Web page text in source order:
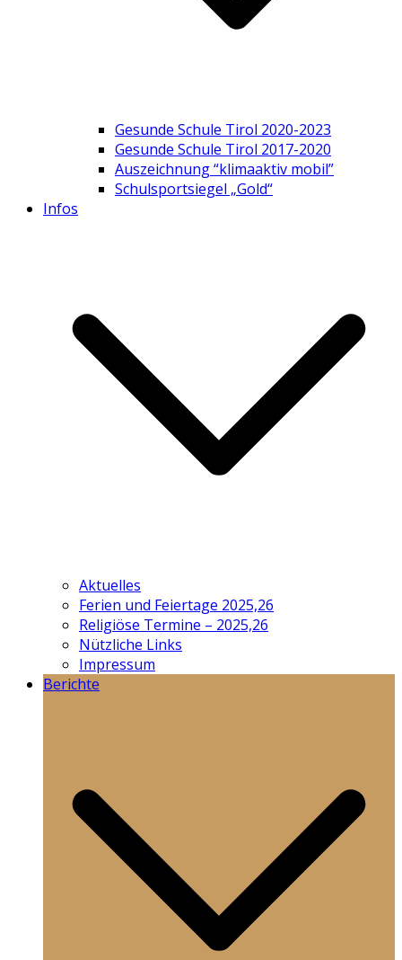
Gesunde Schule Tirol 2020-2023
Gesunde Schule Tirol 2017-2020
Auszeichnung “klimaaktiv mobil”
Schulsportsiegel „Gold“
Infos
Aktuelles
Ferien und Feiertage 2025,26
Religiöse Termine – 2025,26
Nützliche Links
Impressum
Berichte